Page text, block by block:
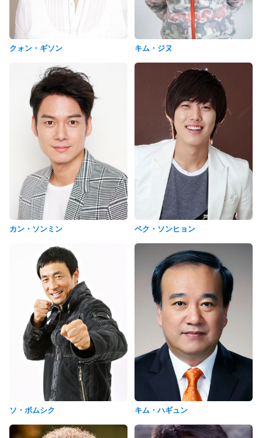
クォン・ギソン キム・ジヌ
カン・ソンミン ペク・ソンヒョン
ソ・ボムシク キム・ハギュン